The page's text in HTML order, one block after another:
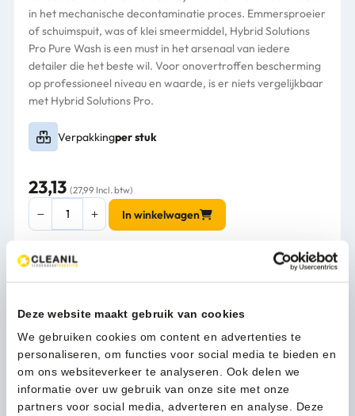
Deze website maakt gebruik van cookies
We gebruiken cookies om content en advertenties te
personaliseren, om functies voor social media te bieden en
om ons websiteverkeer te analyseren. Ook delen we
informatie over uw gebruik van onze site met onze
partners voor social media, adverteren en analyse. Deze
in het mechanische decontaminatie proces. Emmersproeier
of schuimspuit, was of klei smeermiddel, Hybrid Solutions
Pro Pure Wash is een must in het arsenaal van iedere
detailer die het beste wil. Voor onovertroffen bescherming
op professioneel niveau en waarde, is er niets vergelijkbaar
met Hybrid Solutions Pro.
Verpakkingper stuk
23,13 (27,99 Incl. btw)
Turtle
Wax
n-
PRO
-
1830953
aantal
In winkelwagen
1-3 werkdagen
Kan ik u helpen?
Neem contact op